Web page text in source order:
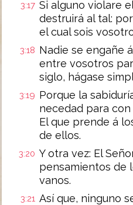
3:17 Si alguno violare
destruirá al tal:
el cual sois
3:18 Nadie se engañe
entre vosotros
siglo, hágase
3:19 Porque la
necedad para
El que prende á
de ellos.
3:20 Y otra vez: El
pensamientos de
vanos.
3:21 Así que, ninguno